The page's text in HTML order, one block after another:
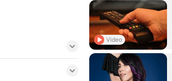
Video